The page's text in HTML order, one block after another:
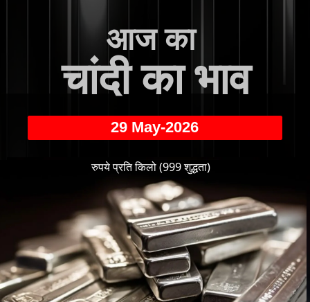
29 May-2026
आज का
चांदी का भाव
रुपये प्रति किलो (999 शुद्धता)